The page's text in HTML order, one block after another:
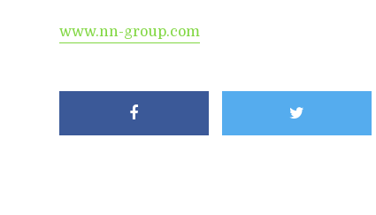
www.nn-group.com